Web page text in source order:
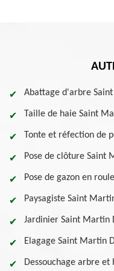
Abattage d'arbre
Taille de haie Saint
Tonte et réfection de
Pose de clôture Saint
Pose de gazon en
Paysagiste Saint
Jardinier Saint Martin
Elagage Saint Martin
Dessouchage arbre